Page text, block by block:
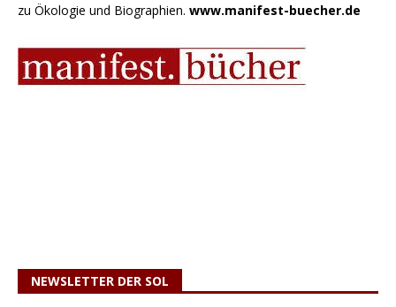
zu Ökologie und Biographien. www.manifest-buecher.de
NEWSLETTER DER SOL